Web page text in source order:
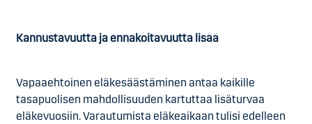
Kannustavuutta ja ennakoitavuutta lisää
Vapaaehtoinen eläkesäästäminen antaa kaikille
tasapuolisen mahdollisuuden kartuttaa lisäturvaa
eläkevuosiin. Varautumista eläkeaikaan tulisi edelleen